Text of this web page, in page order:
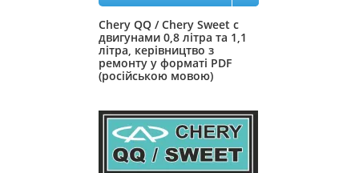
Chery QQ / Chery Sweet c
двигунами 0,8 літра та 1,1
літра, керівництво з
ремонту у форматі PDF
(російською мовою)